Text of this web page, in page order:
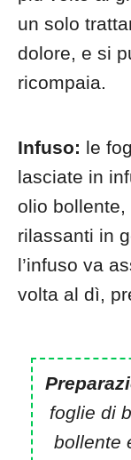
un solo
dolore, e si
ricompaia.
Infuso: le
lasciate in
olio bollente,
rilassanti in
l’infuso va
volta al dì,
foglie di
bollente